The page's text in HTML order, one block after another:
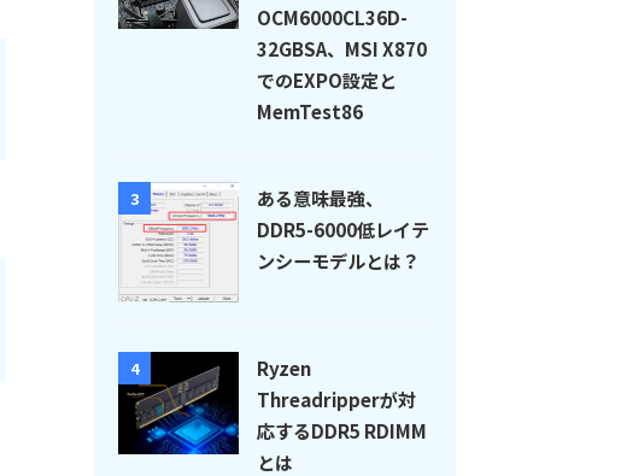
OCM6000CL36D-
32GBSA、MSI X870
でのEXPO設定と
MemTest86
3
ある意味最強、
DDR5-6000低レイテ
ンシーモデルとは？
4
Ryzen
Threadripperが対
応するDDR5 RDIMM
とは